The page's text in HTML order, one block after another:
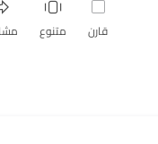
قارن متنوع